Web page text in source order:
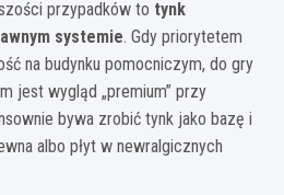
przypadków to tynk
systemie. Gdy priorytetem
na budynku pomocniczym, do gry
jest wygląd „premium” przy
bywa zrobić tynk jako bazę i
albo płyt w newralgicznych